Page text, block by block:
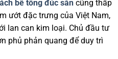
bê tông đúc sẵncũng thấp
ướt đặc trưng của Việt Nam,
lan can kim loại. Chủ đầu tư
phủ phản quang để duy trì